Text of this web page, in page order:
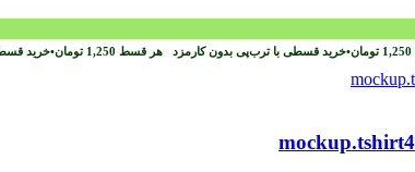
1,250 تومان•خرید قسطی با ترب‌پی بدون کارمزد هر قسط 1,250 تومان•خرید